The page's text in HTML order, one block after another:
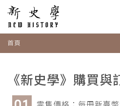
首頁
《新史學》購買與